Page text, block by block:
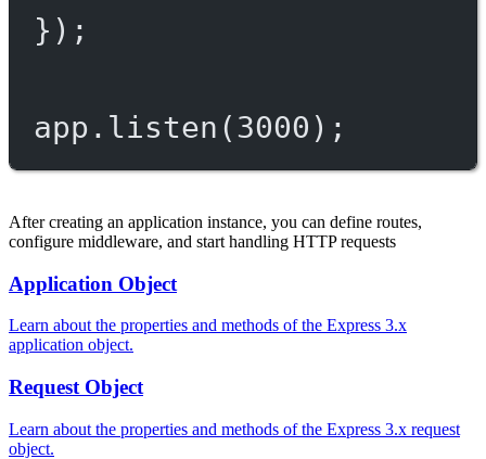
});
app. listen (3000 );
After creating an application instance, you can define routes,
configure middleware, and start handling HTTP requests
Application Object
Learn about the properties and methods of the Express 3.x
application object.
Request Object
Learn about the properties and methods of the Express 3.x request
object.